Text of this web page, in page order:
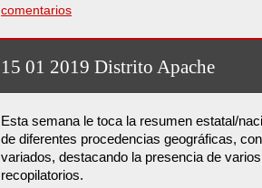
comentarios
15 01 2019 Distrito Apache
Esta semana le toca la resumen estatal/
de diferentes procedencias geográficas,
variados, destacando la presencia de
recopilatorios.